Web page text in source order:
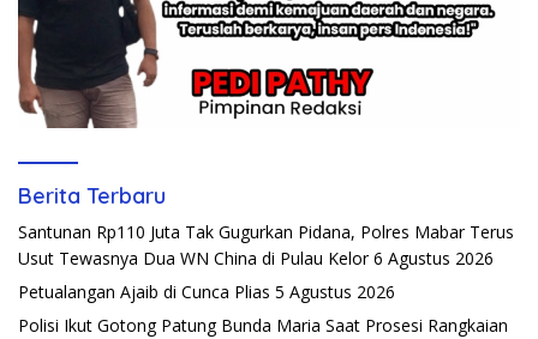
Berita Terbaru
Santunan Rp110 Juta Tak Gugurkan Pidana, Polres Mabar Terus
Usut Tewasnya Dua WN China di Pulau Kelor 6 Agustus 2026
Petualangan Ajaib di Cunca Plias 5 Agustus 2026
Polisi Ikut Gotong Patung Bunda Maria Saat Prosesi Rangkaian